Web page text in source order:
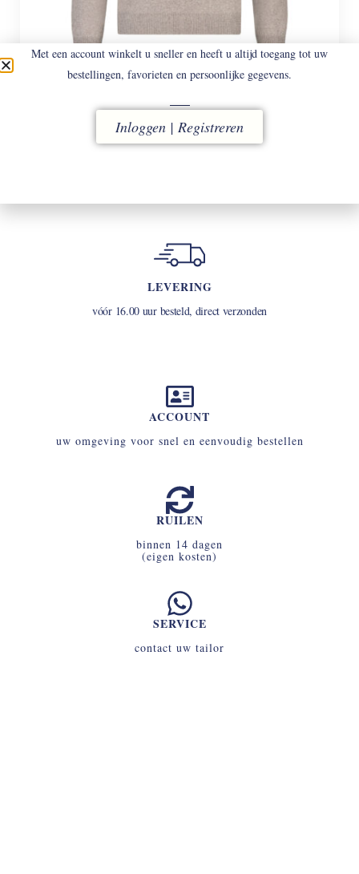
Merino wollen coltrui.
LEVERING
vóór 16.00 uur besteld, direct verzonden
ACCOUNT
uw omgeving voor snel en eenvoudig bestellen
RUILEN
binnen 14 dagen
(eigen kosten)
SERVICE
contact uw tailor
Met een account winkelt u sneller en heeft u altijd toegang tot uw
bestellingen, favorieten en persoonlijke gegevens.
Inloggen | Registreren